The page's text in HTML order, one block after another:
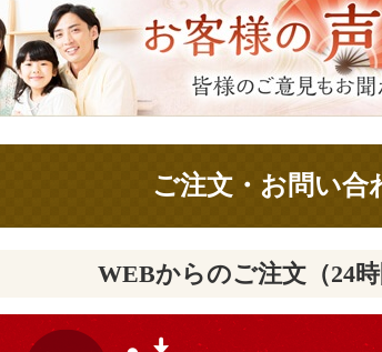
ご注文・お問い合
WEBからのご注文（24時